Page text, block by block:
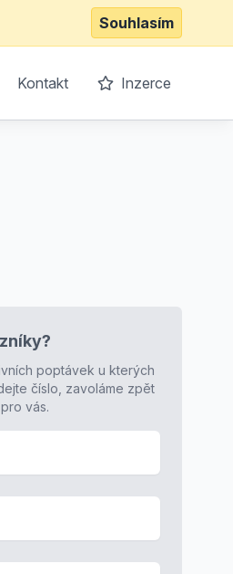
Souhlasím
Kontakt Inzerce
poptávek u kterých
číslo, zavoláme zpět
vás.